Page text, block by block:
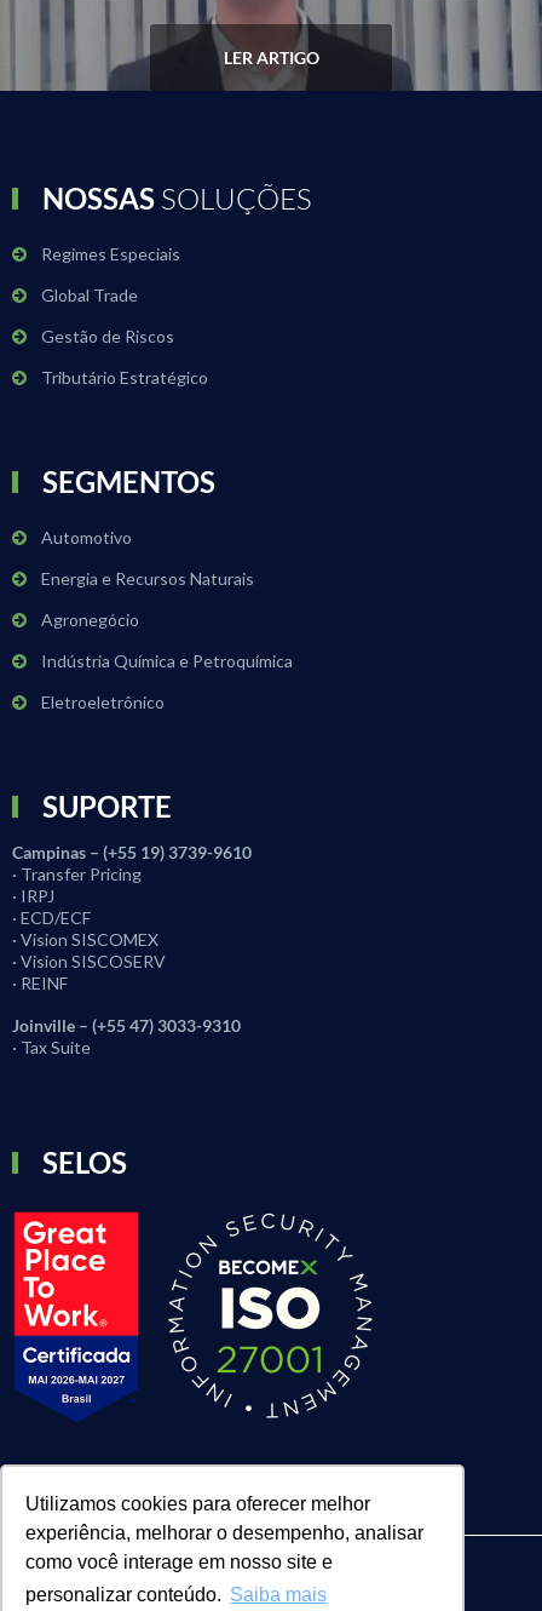
Utilizamos cookies para oferecer melhor
experiência, melhorar o desempenho, analisar
como você interage em nosso site e
personalizar conteúdo. Saiba mais
LER ARTIGO
NOSSAS SOLUÇÕES
Regimes Especiais
Global Trade
Gestão de Riscos
Tributário Estratégico
SEGMENTOS
Automotivo
Energia e Recursos Naturais
Agronegócio
Indústria Química e Petroquímica
Eletroeletrônico
SUPORTE
Campinas – (+55 19) 3739-9610
· Transfer Pricing
· IRPJ
· ECD/ECF
· Vision SISCOMEX
· Vision SISCOSERV
· REINF
Joinville – (+55 47) 3033-9310
· Tax Suite
SELOS